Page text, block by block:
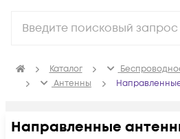
Каталог
Антенны
Направленные